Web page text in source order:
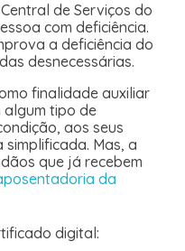
de Serviços do
com deficiência.
a deficiência do
desnecessárias.
finalidade auxiliar
algum tipo de
aos seus
Mas, a
que já recebem
da
digital: